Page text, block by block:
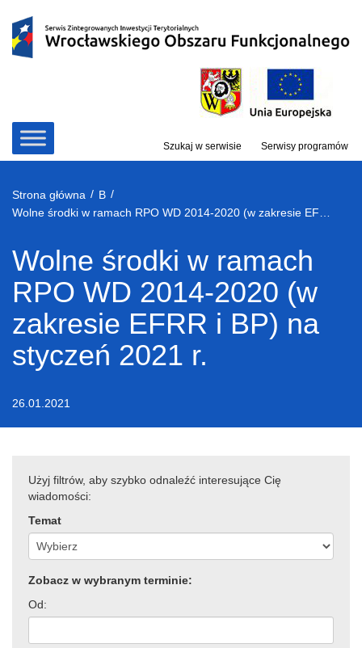
treści
Szukaj w serwisie Serwisy programów
Strona główna / B /
Wolne środki w ramach
RPO WD 2014-2020 (w
zakresie EFRR i BP) na
styczeń 2021 r.
26.01.2021
Użyj filtrów, aby szybko odnaleźć interesujące Cię
wiadomości:
Temat
Zobacz w wybranym terminie:
Od: